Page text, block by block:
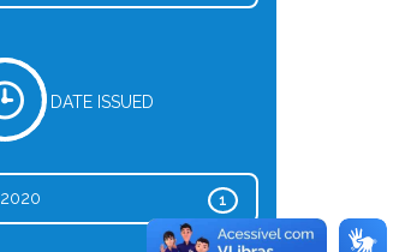
DATE ISSUED
1
2020